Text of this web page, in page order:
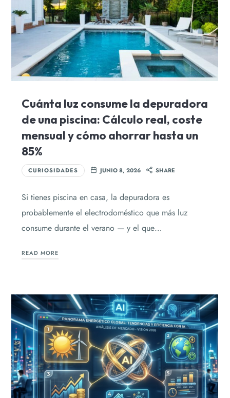
Cuánta luz consume la depuradora
de una piscina: Cálculo real, coste
mensual y cómo ahorrar hasta un
85%
CURIOSIDADES JUNIO 8, 2026 SHARE
Si tienes piscina en casa, la depuradora es
probablemente el electrodoméstico que más luz
consume durante el verano — y el que…
READ MORE